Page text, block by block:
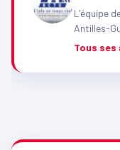
L'équipe
Antilles-
Tous